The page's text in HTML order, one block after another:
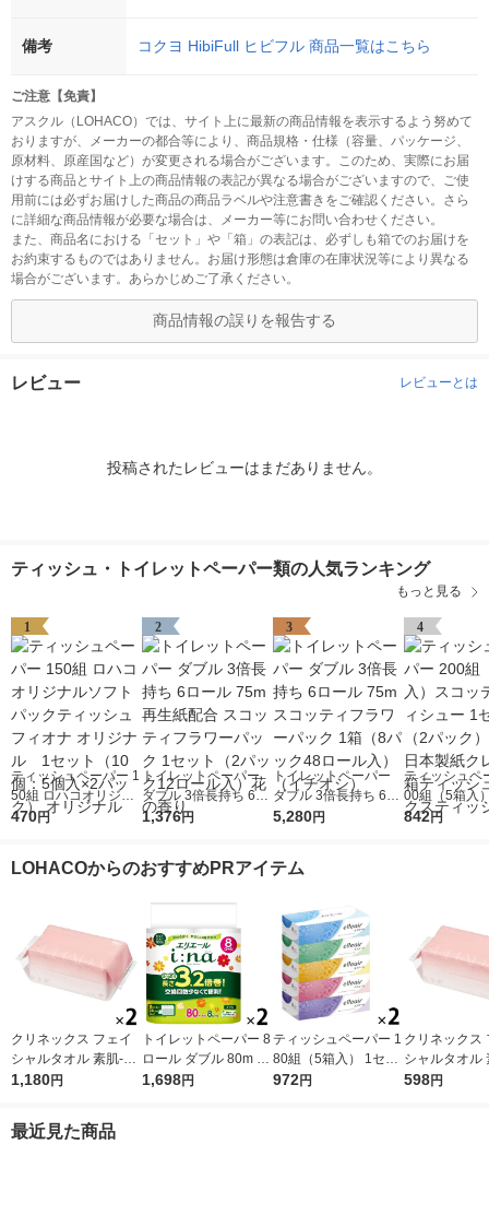
備考 コクヨ HibiFull ヒビフル 商品一覧はこちら
ご注意【免責】
アスクル（LOHACO）では、サイト上に最新の商品情報を表示するよう努めて
おりますが、メーカーの都合等により、商品規格・仕様（容量、パッケージ、
原材料、原産国など）が変更される場合がございます。このため、実際にお届
けする商品とサイト上の商品情報の表記が異なる場合がございますので、ご使
用前には必ずお届けした商品の商品ラベルや注意書きをご確認ください。さら
に詳細な商品情報が必要な場合は、メーカー等にお問い合わせください。
また、商品名における「セット」や「箱」の表記は、必ずしも箱でのお届けを
お約束するものではありません。お届け形態は倉庫の在庫状況等により異なる
場合がございます。あらかじめご了承ください。
商品情報の誤りを報告する
レビュー レビューとは
投稿されたレビューはまだありません。
ティッシュ・トイレットペーパー類の人気ランキング
もっと見る
1
ティッシュペーパー 1
50組 ロハコオリジナ
ルソフトパックティッ
個：5個入×2パック）
470円
2
トイレットペーパー
ダブル 3倍長持ち 6ロ
ール 75m 再生紙配合
ク12ロール入）花の
1,376円
3
トイレットペーパー
ダブル 3倍長持ち 6ロ
ール 75m スコッティ
入）（イチオシ）
5,280円
4
ティッシュペ
00組（5箱入
ティティシュ
842円
LOHACOからのおすすめPRアイテム
クリネックス フェイ
シャルタオル 素肌-SU
HADA 100枚入 2個 日
1,180円
トイレットペーパー 8
ロール ダブル 80m 3.
2倍巻き エリエール
1,698円
ティッシュペーパー 1
80組（5箱入） 1セッ
ト（2パック） エリエ
972円
クリネックス
シャルタオル
HADA 100枚
598円
最近見た商品